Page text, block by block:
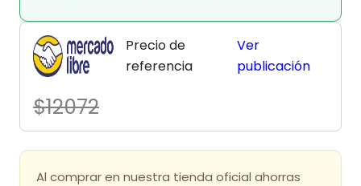
Precio de
referencia
$12072
Ver
publicación
Al comprar en nuestra tienda oficial ahorras